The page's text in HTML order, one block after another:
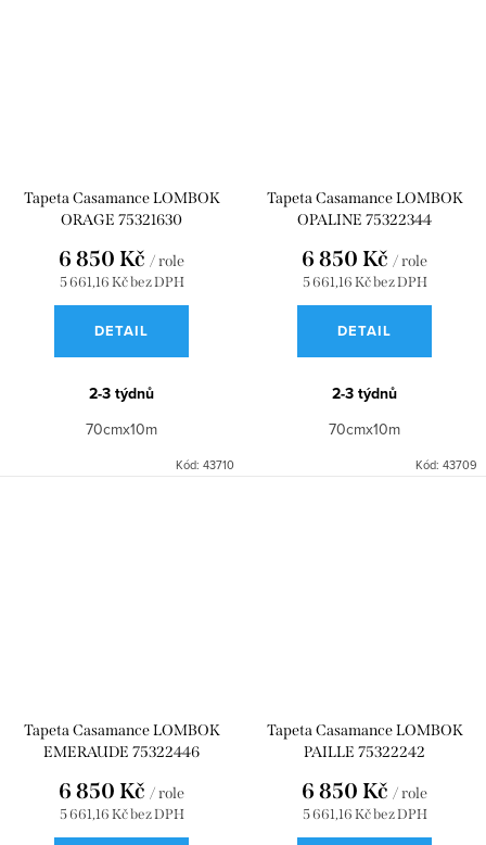
Tapeta Casamance LOMBOK
ORAGE 75321630
5 661,16 Kč bez DPH
6 850 Kč / role
DETAIL
2-3 týdnů
70cmx10m
Kód: 43710
Tapeta Casamance LOMBOK
OPALINE 75322344
5 661,16 Kč bez DPH
6 850 Kč / role
DETAIL
2-3 týdnů
70cmx10m
Kód: 43709
Tapeta Casamance LOMBOK
EMERAUDE 75322446
5 661,16 Kč bez DPH
6 850 Kč / role
Tapeta Casamance LOMBOK
PAILLE 75322242
5 661,16 Kč bez DPH
6 850 Kč / role